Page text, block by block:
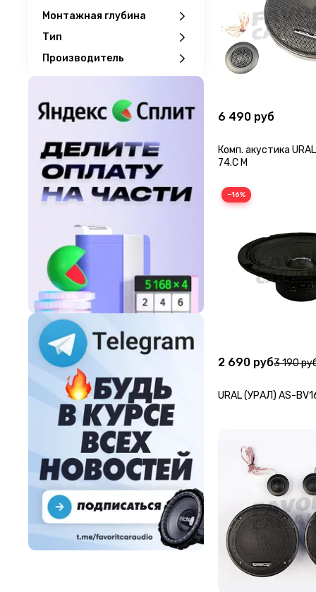
6 490 руб
Комп. акустика
74.C M
−16%
2 690 руб3 190
URAL (УРАЛ) AS-
Монтажная глубина
Тип
Производитель